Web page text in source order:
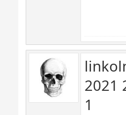
2021
1